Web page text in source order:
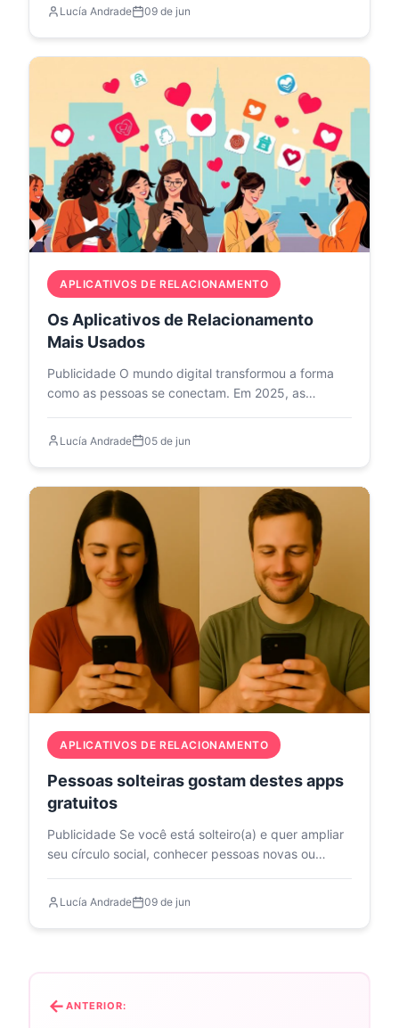
Lucía Andrade 09 de jun
APLICATIVOS DE RELACIONAMENTO
Os Aplicativos de Relacionamento
Mais Usados
Publicidade O mundo digital transformou a forma
como as pessoas se conectam. Em 2025, as…
Lucía Andrade 05 de jun
APLICATIVOS DE RELACIONAMENTO
Pessoas solteiras gostam destes apps
gratuitos
Publicidade Se você está solteiro(a) e quer ampliar
seu círculo social, conhecer pessoas novas ou…
Lucía Andrade 09 de jun
N
ANTERIOR: